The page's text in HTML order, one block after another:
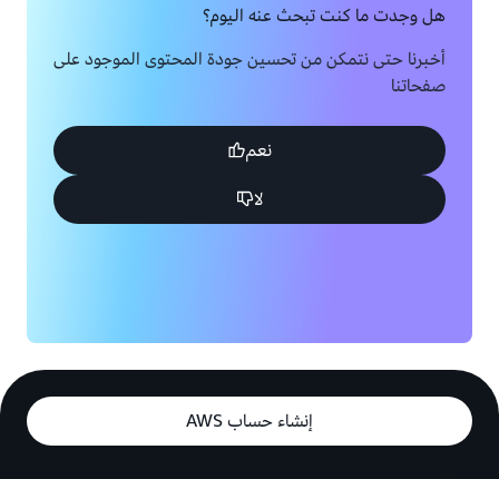
هل وجدت ما كنت تبحث عنه اليوم؟
أخبرنا حتى نتمكن من تحسين جودة المحتوى الموجود على
صفحاتنا
نعم
لا
إنشاء حساب AWS